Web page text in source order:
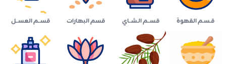
قـسـم القهوة قســم الـشــاي قسم البهارات قســم العســل